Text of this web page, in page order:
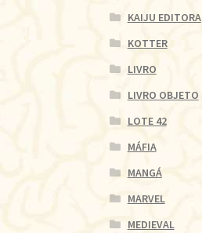
KAIJU EDITORA
KOTTER
LIVRO
LIVRO OBJETO
LOTE 42
MÁFIA
MANGÁ
MARVEL
MEDIEVAL